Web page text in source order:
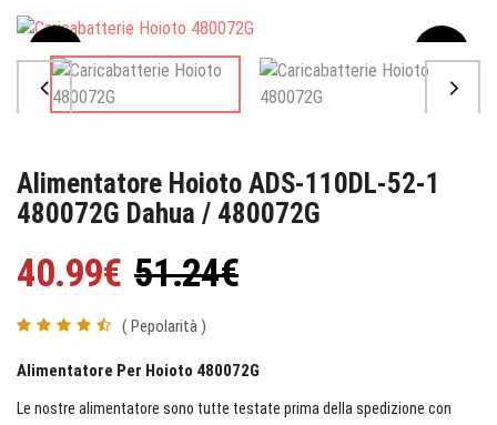
Sale
Alimentatore Hoioto ADS-110DL-52-1
480072G Dahua / 480072G
40.99€ 51.24€
( Pepolarità )
Alimentatore Per Hoioto 480072G
Le nostre alimentatore sono tutte testate prima della spedizione con